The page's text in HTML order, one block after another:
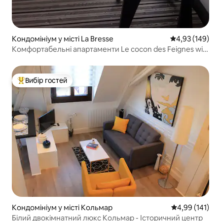
Кондомініум у місті La Bresse Середня
4,93 (149)
Комфортабельні апартаменти Le cocon des Feignes wifi
Топ вибір гостей
Вибір гостей
Кондомініум у місті Кольмар Середня
4,99 (141)
Білий двокімнатний люкс Кольмар - Історичний центр